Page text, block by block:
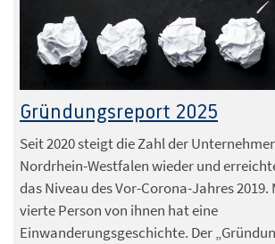
Gründungsreport 2025
Seit 2020 steigt die Zahl der
Nordrhein-Westfalen wieder und
das Niveau des Vor-Corona-Jahres 2019.
vierte Person von ihnen hat eine
Einwanderungsgeschichte. Der